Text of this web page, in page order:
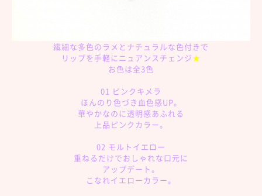
繊細な多色のラメとナチュラルな色付きで
リップを手軽にニュアンスチェンジ★
お色は全3色
01 ピンクキメラ
ほんのり色づき血色感UP。
華やかなのに透明感あふれる
上品ピンクカラー。
02 モルトイエロー
重ねるだけでおしゃれな口元に
アップデート。
こなれイエローカラー。